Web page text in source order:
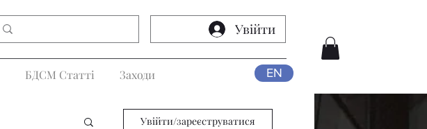
Увійти
EN
БДСМ Статті Заходи
Увійти/зареєструватися